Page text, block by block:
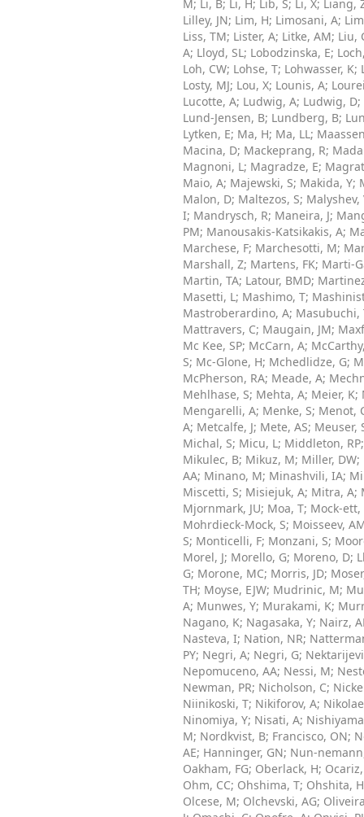
M; Li, B; Li, H; Lib, S; Li, X; Liang,
Lilley, JN; Lim, H; Limosani, A;
Liss, TM; Lister, A; Litke, AM; Liu,
A; Lloyd, SL; Lobodzinska, E;
Loh, CW; Lohse, T; Lohwasser, K;
Losty, MJ; Lou, X; Lounis, A;
Lucotte, A; Ludwig, A; Ludwig, D;
Lund-Jensen, B; Lundberg, B;
Lytken, E; Ma, H; Ma, LL;
Macina, D; Mackeprang, R;
Magnoni, L; Magradze, E;
Maio, A; Majewski, S; Makida, Y;
Malon, D; Maltezos, S; Malyshev,
I; Mandrysch, R; Maneira, J;
PM; Manousakis-Katsikakis, A;
Marchese, F; Marchesotti, M;
Marshall, Z; Martens, FK; Marti-
Martin, TA; Latour, BMD;
Masetti, L; Mashimo, T;
Mastroberardino, A; Masubuchi,
Mattravers, C; Maugain, JM;
Mc Kee, SP; McCarn, A;
S; Mc-Glone, H; Mchedlidze, G;
McPherson, RA; Meade, A;
Mehlhase, S; Mehta, A; Meier, K;
Mengarelli, A; Menke, S; Menot,
A; Metcalfe, J; Mete, AS; Meuser,
Michal, S; Micu, L; Middleton, RP
Mikulec, B; Mikuz, M; Miller, DW;
AA; Minano, M; Minashvili, IA;
Miscetti, S; Misiejuk, A; Mitra, A;
Mjornmark, JU; Moa, T; Mock-ett,
Mohrdieck-Mock, S; Moisseev,
S; Monticelli, F; Monzani, S;
Morel, J; Morello, G; Moreno, D;
G; Morone, MC; Morris, JD;
TH; Moyse, EJW; Mudrinic, M;
A; Munwes, Y; Murakami, K;
Nagano, K; Nagasaka, Y; Nairz,
Nasteva, I; Nation, NR;
PY; Negri, A; Negri, G;
Nepomuceno, AA; Nessi, M;
Newman, PR; Nicholson, C;
Niinikoski, T; Nikiforov, A;
Ninomiya, Y; Nisati, A;
M; Nordkvist, B; Francisco, ON;
AE; Hanninger, GN; Nun-
Oakham, FG; Oberlack, H; Ocariz,
Ohm, CC; Ohshima, T; Ohshita, H
Olcese, M; Olchevski, AG;